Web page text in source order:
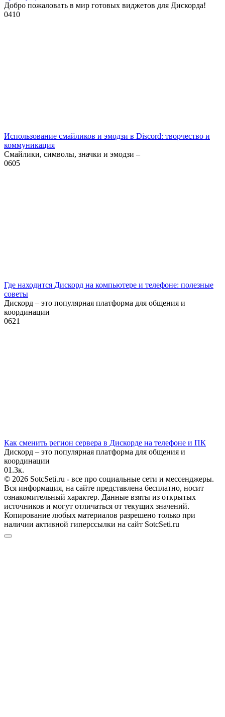
Добро пожаловать в мир готовых виджетов для Дискорда!
0410
Использование смайликов и эмодзи в Discord: творчество и
коммуникация
Смайлики, символы, значки и эмодзи –
0605
Где находится Дискорд на компьютере и телефоне: полезные
советы
Дискорд – это популярная платформа для общения и
координации
0621
Как сменить регион сервера в Дискорде на телефоне и ПК
Дискорд – это популярная платформа для общения и
координации
01.3к.
© 2026 SotcSeti.ru - все про социальные сети и мессенджеры.
Вся информация, на сайте представлена бесплатно, носит
ознакомительный характер. Данные взяты из открытых
источников и могут отличаться от текущих значений.
Копирование любых материалов разрешено только при
наличии активной гиперссылки на сайт SotcSeti.ru